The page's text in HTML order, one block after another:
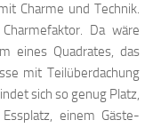
Charme und Technik.
Da wäre
eines Quadrates, das
mit Teilüberdachung
sich so genug Platz,
einem Gäste-